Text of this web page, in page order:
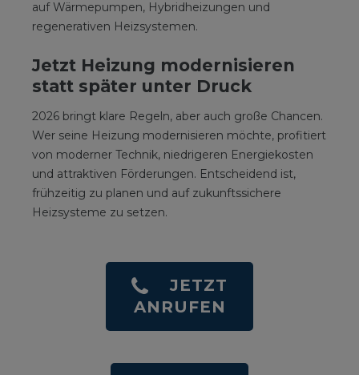
auf Wärmepumpen, Hybridheizungen und
regenerativen Heizsystemen.
Jetzt Heizung modernisieren
statt später unter Druck
2026 bringt klare Regeln, aber auch große Chancen.
Wer seine Heizung modernisieren möchte, profitiert
von moderner Technik, niedrigeren Energiekosten
und attraktiven Förderungen. Entscheidend ist,
frühzeitig zu planen und auf zukunftssichere
Heizsysteme zu setzen.
JETZT
ANRUFEN